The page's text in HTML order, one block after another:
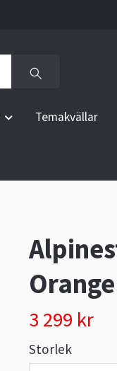
Temakvällar
3 299 kr
Storlek